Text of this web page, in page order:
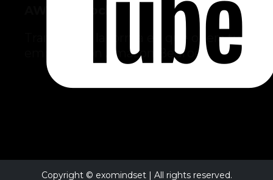
Transforma la forma en que opera tu
empresa con Amazon Bedrock.
Copyright © exomindset | All rights reserved.